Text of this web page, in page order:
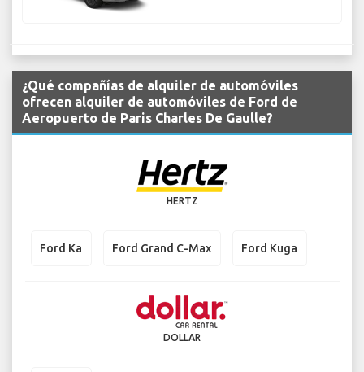
¿Qué compañías de alquiler de automóviles
ofrecen alquiler de automóviles de Ford de
Aeropuerto de Paris Charles De Gaulle?
HERTZ
Ford Ka Ford Grand C-Max Ford Kuga
DOLLAR